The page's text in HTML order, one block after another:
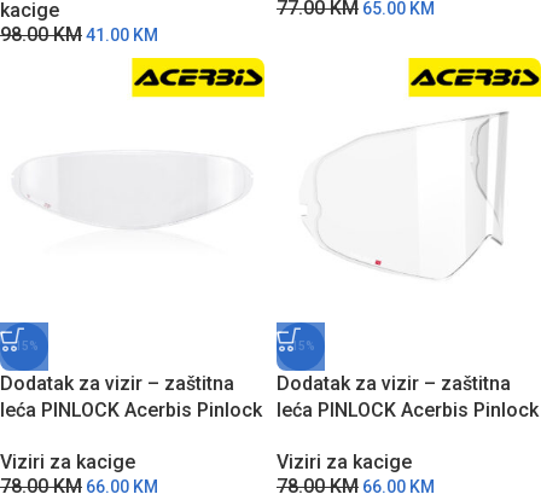
kacige
98.00KM41.00 KM
77.00KM 65.00 KM
-15%
Dodatak za vizir – zaštitna
leća PINLOCK Acerbis Pinlock
zamagljivanja
Viziri za kacige
78.00KM 66.00 KM
-15%
Dodatak za vizir – zaštitna
leća PINLOCK Acerbis Pinlock
Viziri za kacige
78.00KM 66.00 KM